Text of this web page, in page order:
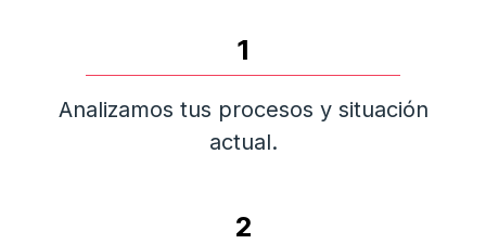
1
Analizamos tus procesos y situación
actual.
2